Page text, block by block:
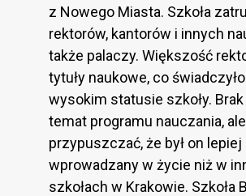
z Nowego Miasta. Szkoła
rektorów, kantorów i innych
także palaczy. Większość
tytuły naukowe, co
wysokim statusie szkoły.
temat programu nauczania,
przypuszczać, że był on lepiej
wprowadzany w życie niż w
szkołach w Krakowie. Szkoła